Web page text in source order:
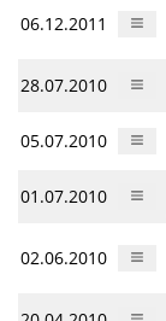
06.12.2011
28.07.2010
05.07.2010
01.07.2010
02.06.2010